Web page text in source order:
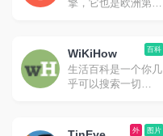
下，不会跟踪你的搜
踪你。
擎，它也是欧洲第二
文结果可能不太准
确。无广告。
百科
WiKiHow
生活百科是一个你几
乎可以搜索一切
香」这样的日常问图片
外